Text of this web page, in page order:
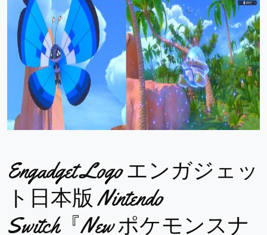
Engadget Logo エンガジェッ
ト日本版 Nintendo
Switch『New ポケモンスナ